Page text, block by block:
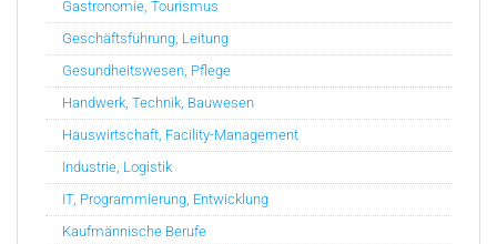
Gastronomie, Tourismus
Geschäftsführung, Leitung
Gesundheitswesen, Pflege
Handwerk, Technik, Bauwesen
Hauswirtschaft, Facility-Management
Industrie, Logistik
IT, Programmierung, Entwicklung
Kaufmännische Berufe